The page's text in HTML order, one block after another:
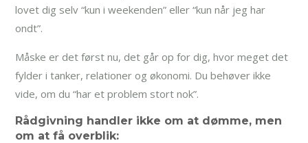
lovet dig selv “kun i weekenden” eller “kun når jeg har
ondt”.
Måske er det først nu, det går op for dig, hvor meget det
fylder i tanker, relationer og økonomi. Du behøver ikke
vide, om du “har et problem stort nok”.
Rådgivning handler ikke om at dømme, men
om at få overblik: